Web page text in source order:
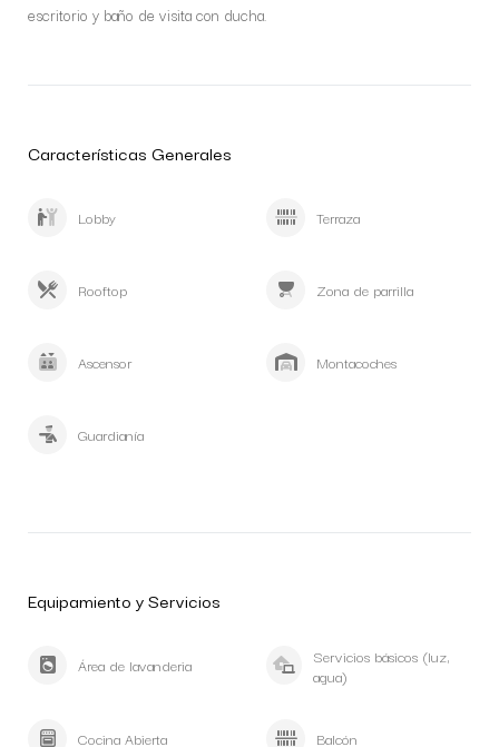
escritorio y baño de visita con ducha.
Características Generales
Lobby Terraza
Rooftop Zona de parrilla
Ascensor Montacoches
Guardianía
Equipamiento y Servicios
Área de lavanderia
Servicios básicos (luz,
agua)
Cocina Abierta Balcón